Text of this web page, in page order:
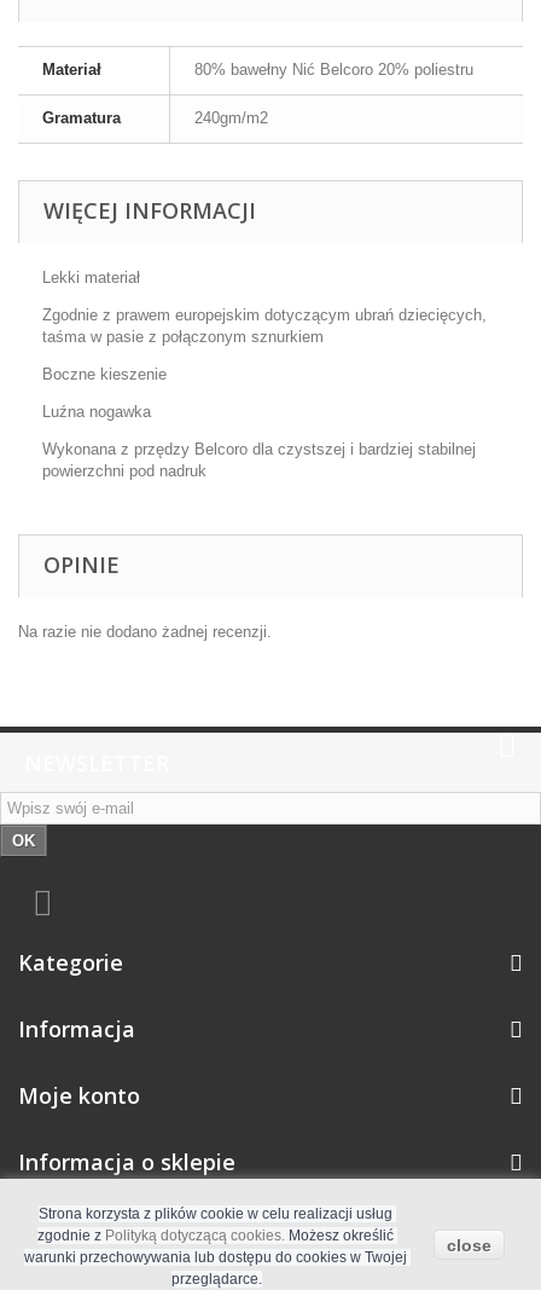
Materiał 80% bawełny Nić Belcoro 20% poliestru
Gramatura 240gm/m2
WIĘCEJ INFORMACJI
Lekki materiał
Zgodnie z prawem europejskim dotyczącym ubrań dziecięcych,
taśma w pasie z połączonym sznurkiem
Boczne kieszenie
Luźna nogawka
Wykonana z przędzy Belcoro dla czystszej i bardziej stabilnej
powierzchni pod nadruk
OPINIE
Na razie nie dodano żadnej recenzji.
OK
Kategorie
Informacja
© 2026Oprogramowanie e-commerce od PrestaShop™
Moje konto
Informacja o sklepie
Strona korzysta z plików cookie w celu realizacji usług
zgodnie z Polityką dotyczącą cookies. Możesz określić
warunki przechowywania lub dostępu do cookies w Twojej
przeglądarce.
close